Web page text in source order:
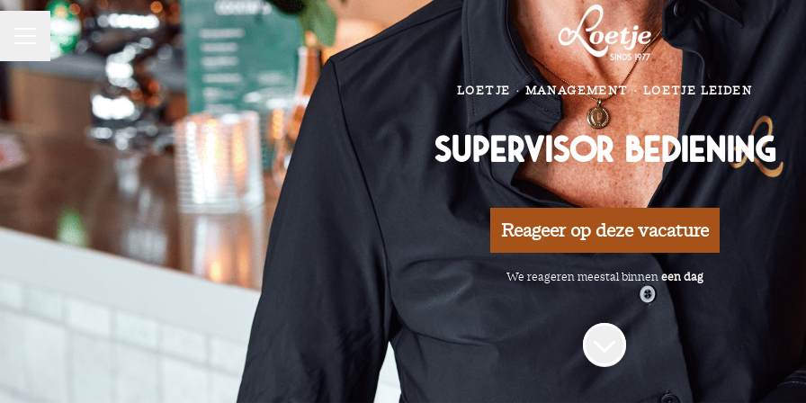
CARRIÈREMENU
LOETJE · MANAGEMENT · LOETJE LEIDEN
Supervisor bediening
Reageer op deze vacature
We reageren meestal binneneen dag